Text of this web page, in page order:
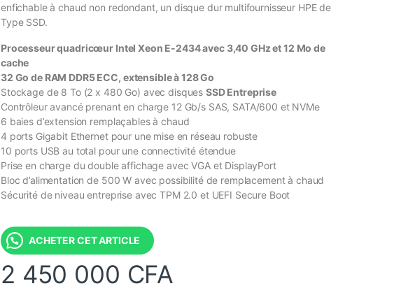
enfichable à chaud non redondant, un disque dur multifournisseur HPE de
Type SSD.
Processeur quadricœur Intel Xeon E-2434 avec 3,40 GHz et 12 Mo de
cache
32 Go de RAM DDR5 ECC, extensible à 128 Go
Stockage de 8 To (2 x 480 Go) avec disques SSD Entreprise
Contrôleur avancé prenant en charge 12 Gb/s SAS, SATA/600 et NVMe
6 baies d’extension remplaçables à chaud
4 ports Gigabit Ethernet pour une mise en réseau robuste
10 ports USB au total pour une connectivité étendue
Prise en charge du double affichage avec VGA et DisplayPort
Bloc d’alimentation de 500 W avec possibilité de remplacement à chaud
Sécurité de niveau entreprise avec TPM 2.0 et UEFI Secure Boot
ACHETER CET ARTICLE
2 450 000 CFA